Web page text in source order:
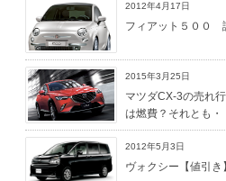
2012年4月17日
フィアット５００
2015年3月25日
マツダCX-3の売れ
は燃費？それとも・
2012年5月3日
ヴォクシー【値引き】